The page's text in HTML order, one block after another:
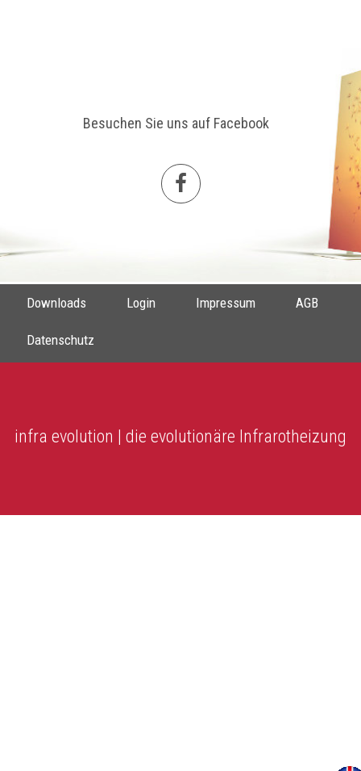
Besuchen Sie uns auf Facebook
Downloads Login Impressum AGB
Datenschutz
infra evolution | die evolutionäre Infrarotheizung